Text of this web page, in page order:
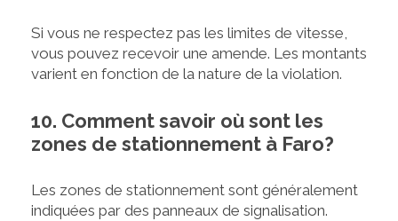
Si vous ne respectez pas les limites de vitesse,
vous pouvez recevoir une amende. Les montants
varient en fonction de la nature de la violation.
10. Comment savoir où sont les
zones de stationnement à Faro?
Les zones de stationnement sont généralement
indiquées par des panneaux de signalisation.